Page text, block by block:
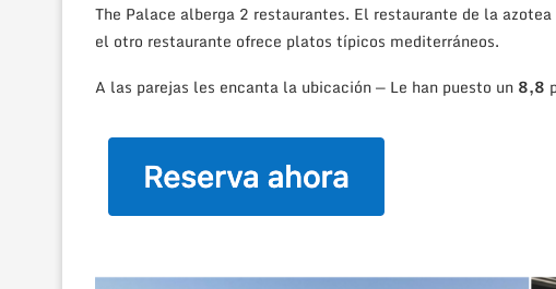
The Palace alberga 2 restaurantes. El restaurante de la
el otro restaurante ofrece platos típicos mediterráneos.
A las parejas les encanta la ubicación — Le han puesto un 8,8